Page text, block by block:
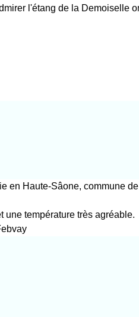
l'étang de la Demoiselle
en Haute-Sâone, commune
une température très agréable.